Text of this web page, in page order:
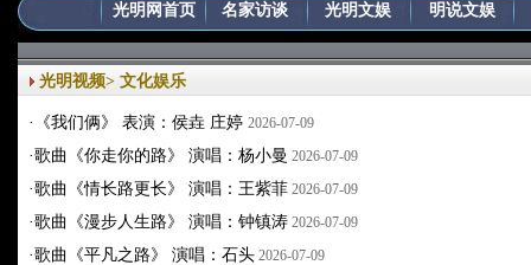
光明网首页 名家访谈 光明文娱 明说文娱
光明视频> 文化娱乐
· 《我们俩》 表演：侯垚 庄婷 2026-07-09
·歌曲《你走你的路》 演唱：杨小曼 2026-07-09
·歌曲《情长路更长》 演唱：王紫菲 2026-07-09
·歌曲《漫步人生路》 演唱：钟镇涛 2026-07-09
·歌曲《平凡之路》 演唱：石头 2026-07-09